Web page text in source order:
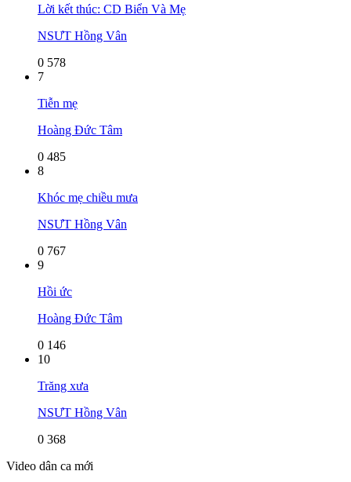
Lời kết thúc: CD Biển Và Mẹ
NSƯT Hồng Vân
0 578
7
Tiễn mẹ
Hoàng Đức Tâm
0 485
8
Khóc mẹ chiều mưa
NSƯT Hồng Vân
0 767
9
Hồi ức
Hoàng Đức Tâm
0 146
10
Trăng xưa
NSƯT Hồng Vân
0 368
Video dân ca mới